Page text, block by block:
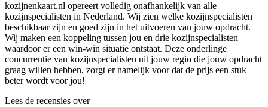
kozijnenkaart.nl opereert volledig onafhankelijk van alle
kozijnspecialisten in Nederland. Wij zien welke kozijnspecialisten
beschikbaar zijn en goed zijn in het uitvoeren van jouw opdracht.
Wij maken een koppeling tussen jou en drie kozijnspecialisten
waardoor er een win-win situatie ontstaat. Deze onderlinge
concurrentie van kozijnspecialisten uit jouw regio die jouw opdracht
graag willen hebben, zorgt er namelijk voor dat de prijs een stuk
beter wordt voor jou!
Lees de recensies over